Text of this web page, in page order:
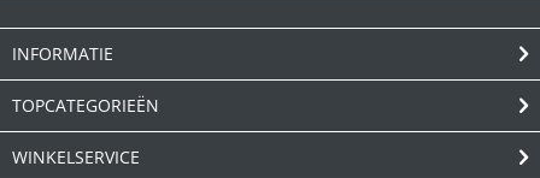
INFORMATIE
TOPCATEGORIEËN
WINKELSERVICE